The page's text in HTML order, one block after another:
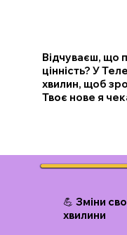
Відчуваєш, що
цінність? У
хвилин, щоб
Твоє нове я
💪 Зміни
хвилини